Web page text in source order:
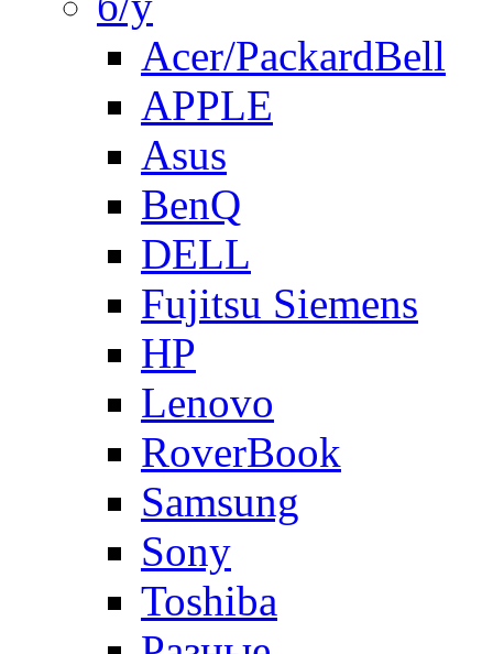
Acer/PackardBell
APPLE
Asus
BenQ
DELL
Fujitsu Siemens
HP
Lenovo
RoverBook
Samsung
Sony
Toshiba